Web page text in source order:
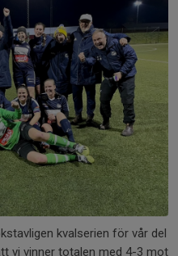
kvalserien för vår del
vi vinner totalen med 4-3 mot